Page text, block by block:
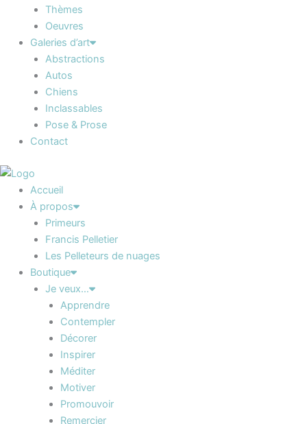
Thèmes
Oeuvres
Galeries d’art
Abstractions
Autos
Chiens
Inclassables
Pose & Prose
Contact
Accueil
À propos
Primeurs
Francis Pelletier
Les Pelleteurs de nuages
Boutique
Je veux…
Apprendre
Contempler
Décorer
Inspirer
Méditer
Motiver
Promouvoir
Remercier